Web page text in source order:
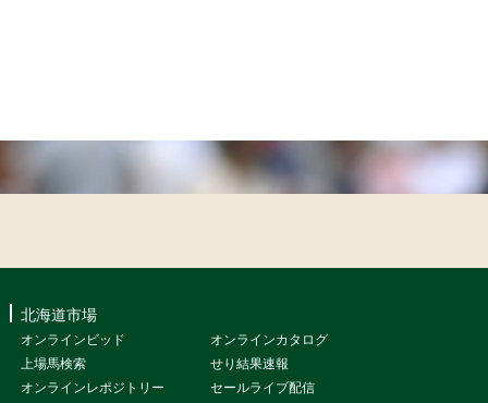
北海道市場
オンラインビッド
オンラインカタログ
上場馬検索
せり結果速報
オンラインレポジトリー
セールライブ配信